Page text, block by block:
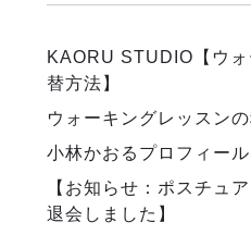
KAORU STUDIO【ウ
替方法】
ウォーキングレッスン
小林かおるプロフィール
【お知らせ：ポスチュ
退会しました】